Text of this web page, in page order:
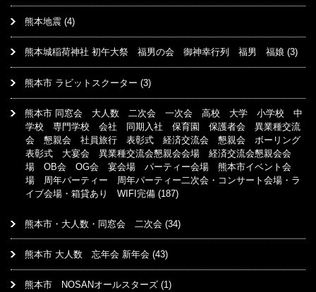
熊本地震 (4)
熊本城稲荷神社 初午大祭 福男の会 御神幸行列 福男 福娘 (3)
熊本市 ラビットスクーター (3)
熊本市 同窓会 大人数 二次会 一次会 高校 大学 小学校 中
学校 専門学校 会社 同期入社 保育園 保護者会 異業種交流
会 懇親会 社員旅行 表彰式 経済交流会 懇親会 ボーリング
表彰式 大宴会 異業種交流会懇親会会場 経済交流会懇親会会
場 OB会 OG会 宴会場 パーティー会場 熊本市イベント会
場 周年パーティー 周年パーティー二次会・コンサート会場・ラ
イブ会場・箱貸あり WIFI完備 (187)
熊本市・大人数・同窓会 二次会 (34)
熊本市 大人数 忘年会 新年会 (43)
熊本市 NOSANオールスターズ (1)